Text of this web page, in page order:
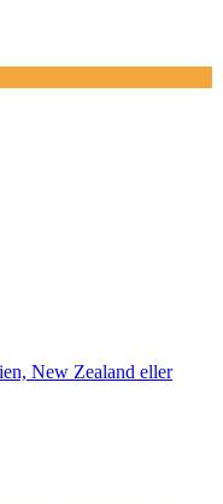
New Zealand eller